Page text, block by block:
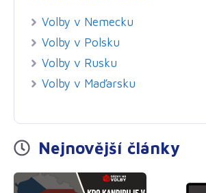
Volby v Nemecku
Volby v Polsku
Volby v Rusku
Volby v Maďarsku
Nejnovější články